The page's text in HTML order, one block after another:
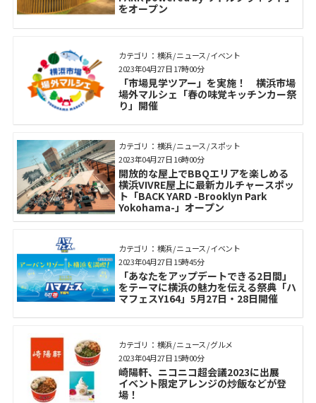
をオープン
カテゴリ： 横浜 / ニュース / イベント
「市場見学ツアー」を実施！ 横浜市場
場外マルシェ「春の味覚キッチンカー祭
り」開催
2023年04月27日 17時00分
カテゴリ： 横浜 / ニュース / スポット
開放的な屋上でBBQエリアを楽しめる
横浜VIVRE屋上に最新カルチャースポッ
ト「BACK YARD -Brooklyn Park
Yokohama-」オープン
2023年04月27日 16時00分
カテゴリ： 横浜 / ニュース / イベント
「あなたをアップデートできる2日間」
をテーマに横浜の魅力を伝える祭典「ハ
マフェスY164」5月27日・28日開催
2023年04月27日 15時45分
カテゴリ： 横浜 / ニュース / グルメ
崎陽軒、ニコニコ超会議2023に出展
イベント限定アレンジの炒飯などが登
場！
2023年04月27日 15時00分